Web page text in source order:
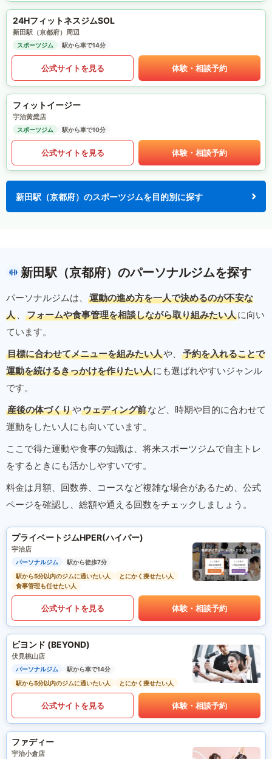
24HフィットネスジムSOL
新田駅（京都府）周辺
スポーツジム 駅から車で14分
公式サイトを見る 体験・相談予約
フィットイージー
宇治黄檗店
スポーツジム 駅から車で10分
公式サイトを見る 体験・相談予約
新田駅（京都府）のスポーツジムを目的別に探す
新田駅（京都府）のパーソナルジムを探す
パーソナルジムは、
運動の進め方を一人で決めるのが不安な
人 、 フォームや食事管理を相談しながら取り組みたい人に向い
ています。
目標に合わせてメニューを組みたい人や、
予約を入れることで
運動を続けるきっかけを作りたい人にも選ばれやすいジャンル
です。
産後の体づくりやウェディング前など、時期や目的に合わせて
運動をしたい人にも向いています。
ここで得た運動や食事の知識は、将来スポーツジムで自主トレ
をするときにも活かしやすいです。
料金は月額、回数券、コースなど複雑な場合があるため、公式
ページを確認し、総額や通える回数をチェックしましょう。
プライベートジムHPER(ハイパー)
宇治店
パーソナルジム
駅から徒歩7分
駅から5分以内のジムに通いたい人
とにかく痩せたい人
食事管理も任せたい人
公式サイトを見る 体験・相談予約
ビヨンド (BEYOND)
伏見桃山店
パーソナルジム
駅から車で14分
駅から5分以内のジムに通いたい人
とにかく痩せたい人
公式サイトを見る 体験・相談予約
ファディー
宇治小倉店